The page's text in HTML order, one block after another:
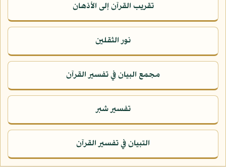
تقريب القرآن إلى الأذهان
نور الثقلين
مجمع البيان في تفسير القرآن
تفسير شبر
التبيان في تفسير القرآن